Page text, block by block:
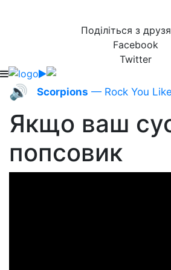
Поділіться з
Facebook
Twitter
🔊 Scorpions — Rock You
Якщо ваш
попсовик